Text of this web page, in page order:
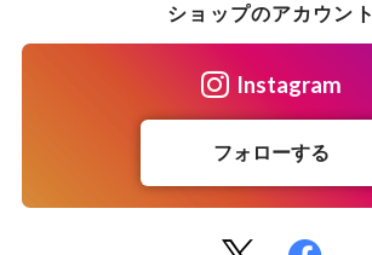
ショップのアカウント
Instagram
フォローする